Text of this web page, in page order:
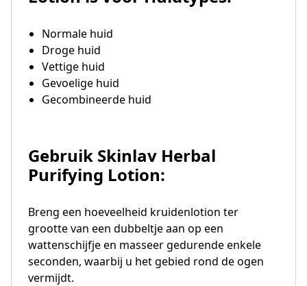
Normale huid
Droge huid
Vettige huid
Gevoelige huid
Gecombineerde huid
Gebruik Skinlav Herbal
Purifying Lotion:
Breng een hoeveelheid kruidenlotion ter
grootte van een dubbeltje aan op een
wattenschijfje en masseer gedurende enkele
seconden, waarbij u het gebied rond de ogen
vermijdt.